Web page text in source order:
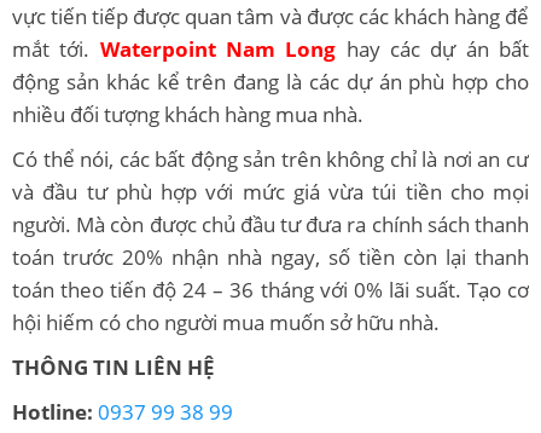
vực tiến tiếp được quan tâm và được các khách hàng để
mắt tới. Waterpoint Nam Long hay các dự án bất
động sản khác kể trên đang là các dự án phù hợp cho
nhiều đối tượng khách hàng mua nhà.
Có thể nói, các bất động sản trên không chỉ là nơi an cư
và đầu tư phù hợp với mức giá vừa túi tiền cho mọi
người. Mà còn được chủ đầu tư đưa ra chính sách thanh
toán trước 20% nhận nhà ngay, số tiền còn lại thanh
toán theo tiến độ 24 – 36 tháng với 0% lãi suất. Tạo cơ
hội hiếm có cho người mua muốn sở hữu nhà.
THÔNG TIN LIÊN HỆ
Hotline: 0937 99 38 99